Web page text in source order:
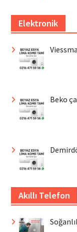
Elektronik
Beko
Akıllı Telefon